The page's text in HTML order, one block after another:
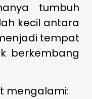
tumbuh
kecil antara
tempat
berkembang
mengalami: